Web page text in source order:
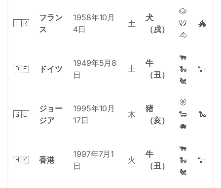
🇫🇷
フラン
ス
1958年10月
4日
土
犬
（戌）
🐶
🐯
🐴
🐲
🇩🇪 ドイツ
1949年5月8
日
土
牛
（丑）
🐃
🐍
🐔
🐑
🇬🇪
ジョー
ジア
1995年10月
17日
木
猪
（亥）
🐰
🐑
🐗
🐍
🇭🇰 香港
1997年7月1
日
火
牛
（丑）
🐃
🐍
🐔
🐑